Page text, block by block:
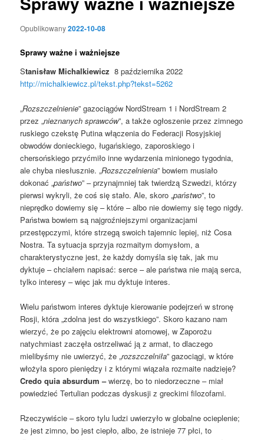
Opublikowany2022-10-08
Sprawy ważne i ważniejsze
Stanisław Michalkiewicz 8 października 2022
http://michalkiewicz.pl/tekst.php?tekst=5262
„Rozszczelnienie” gazociągów NordStream 1 i NordStream 2
przez „nieznanych sprawców”, a także ogłoszenie przez zimnego
ruskiego czekstę Putina włączenia do Federacji Rosyjskiej
obwodów donieckiego, ługańskiego, zaporoskiego i
chersońskiego przyćmiło inne wydarzenia minionego tygodnia,
ale chyba niesłusznie. „Rozszczelnienia” bowiem musiało
dokonać „państwo” – przynajmniej tak twierdzą Szwedzi, którzy
pierwsi wykryli, że coś się stało. Ale, skoro „państwo”, to
nieprędko dowiemy się – które – albo nie dowiemy się tego nigdy.
Państwa bowiem są najgroźniejszymi organizacjami
przestępczymi, które strzegą swoich tajemnic lepiej, niż Cosa
Nostra. Ta sytuacja sprzyja rozmaitym domysłom, a
charakterystyczne jest, że każdy domyśla się tak, jak mu
dyktuje – chciałem napisać: serce – ale państwa nie mają serca,
tylko interesy – więc jak mu dyktuje interes.
Wielu państwom interes dyktuje kierowanie podejrzeń w stronę
Rosji, która „zdolna jest do wszystkiego”. Skoro kazano nam
wierzyć, że po zajęciu elektrowni atomowej, w Zaporożu
natychmiast zaczęła ostrzeliwać ją z armat, to dlaczego
mielibyśmy nie uwierzyć, że „rozszczelniła” gazociągi, w które
włożyła sporo pieniędzy i z którymi wiązała rozmaite nadzieje?
Credo quia absurdum –wierzę, bo to niedorzeczne – miał
powiedzieć Tertulian podczas dyskusji z greckimi filozofami.
Rzeczywiście – skoro tylu ludzi uwierzyło w globalne ocieplenie;
że jest zimno, bo jest ciepło, albo, że istnieje 77 płci, to